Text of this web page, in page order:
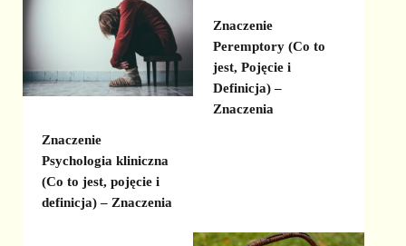
Znaczenie
Psychologia kliniczna
(Co to jest, pojęcie i
definicja) – Znaczenia
Znaczenie
Peremptory (Co to
jest, Pojęcie i
Definicja) –
Znaczenia